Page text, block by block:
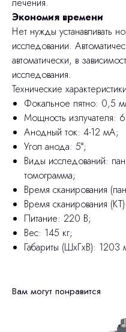
Экономия времени
Нет нужды устанавливать
исследовании.
автоматически, в
исследования.
Технические характеристики
Фокальное пятно: 0,5
Мощность излучателя:
Анодный ток: 4-12 мА;
Угол анода: 5°;
Виды исследований:
томограмма;
Время сканирования
Время сканирования
Питание: 220 В;
Вес: 145 кг;
Габариты (ШхГхВ):
Вам могут понравится